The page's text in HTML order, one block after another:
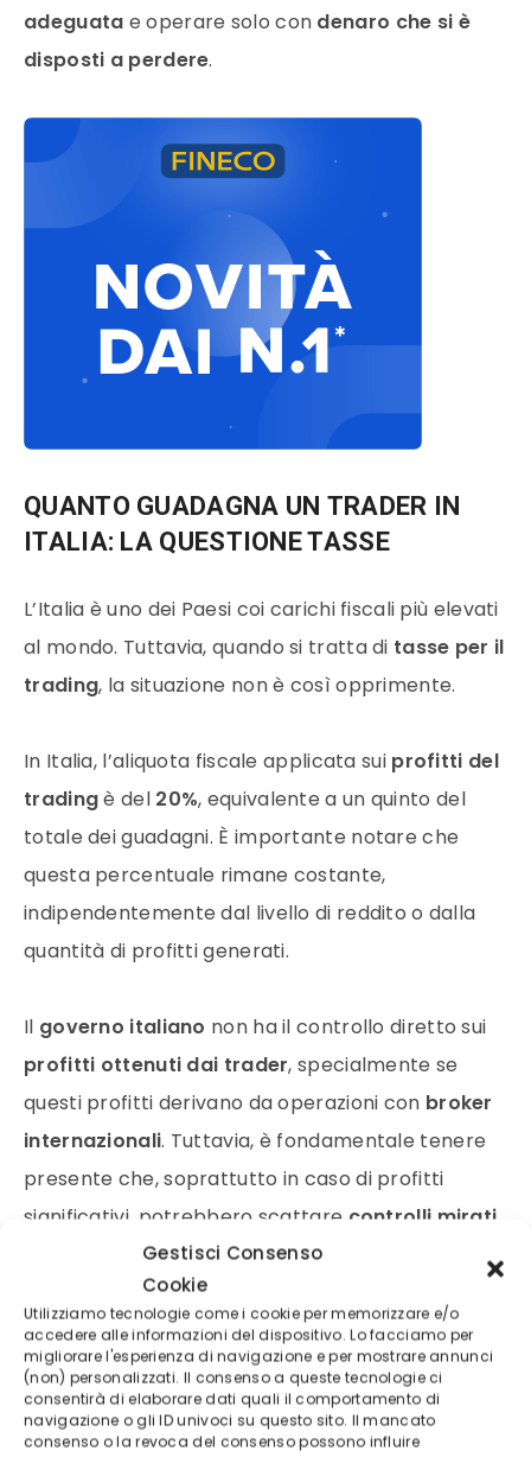
Gestisci Consenso
Cookie
Utilizziamo tecnologie come i cookie per memorizzare e/o
accedere alle informazioni del dispositivo. Lo facciamo per
migliorare l'esperienza di navigazione e per mostrare annunci
(non) personalizzati. Il consenso a queste tecnologie ci
consentirà di elaborare dati quali il comportamento di
navigazione o gli ID univoci su questo sito. Il mancato
consenso o la revoca del consenso possono influire
adeguata e operare solo con denaro che si è
disposti a perdere.
QUANTO GUADAGNA UN TRADER IN
ITALIA: LA QUESTIONE TASSE
L’Italia è uno dei Paesi coi carichi fiscali più elevati
al mondo. Tuttavia, quando si tratta di tasse per il
trading, la situazione non è così opprimente.
In Italia, l’aliquota fiscale applicata sui profitti del
tradingè del 20%, equivalente a un quinto del
totale dei guadagni. È importante notare che
questa percentuale rimane costante,
indipendentemente dal livello di reddito o dalla
quantità di profitti generati.
Il governo italiano non ha il controllo diretto sui
profitti ottenuti dai trader, specialmente se
questi profitti derivano da operazioni con broker
internazionali. Tuttavia, è fondamentale tenere
presente che, soprattutto in caso di profitti
significativi, potrebbero scattare controlli mirati
per verificare la conformità alle
Ora, è possibile per itrader principiantigenerare
profitti mensili consistentianche partendo da
zero e con un capitale iniziale limitato. Per